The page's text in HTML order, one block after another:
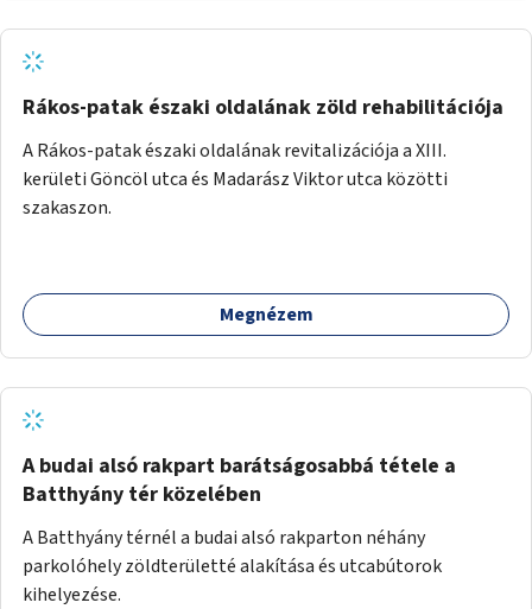
Rákos-patak északi oldalának zöld rehabilitációja
A Rákos-patak északi oldalának revitalizációja a XIII.
kerületi Göncöl utca és Madarász Viktor utca közötti
szakaszon.
Megnézem
A budai alsó rakpart barátságosabbá tétele a
Batthyány tér közelében
A Batthyány térnél a budai alsó rakparton néhány
parkolóhely zöldterületté alakítása és utcabútorok
kihelyezése.